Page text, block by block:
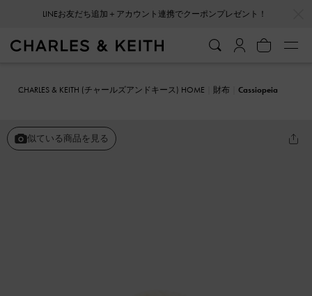
LINEお友だち追加＋アカウント連携でクーポンプレゼント！
CHARLES & KEITH (チャールズアンドキース) HOME 財布
Cassiopeia
似ている商品を見る